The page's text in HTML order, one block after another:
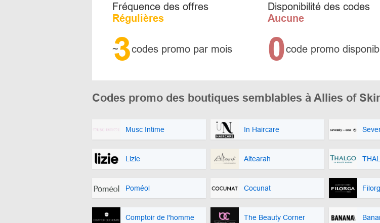
Fréquence des offres
Régulières
~
3codes promo par mois
Disponibilité des codes
Aucune
0code promo
Codes promo des boutiques semblables à Allies of
Musc Intime In Haircare
Lizie Altearah
Poméol Cocunat
Comptoir de l'homme The Beauty Corner